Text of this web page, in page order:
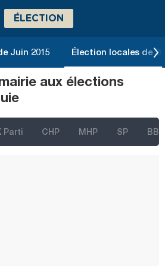
ÉLECTION
Juin 2015 Élection locales de
aux élections
Parti CHP MHP SP BBP